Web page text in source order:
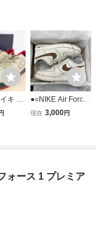
キ AI
PRE
円
●○NIKE Air Force
1 ‘07 LV8 ナイキ
現在 3,000円
ォース 1 プレミア